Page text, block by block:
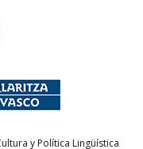
y Política Lingüística